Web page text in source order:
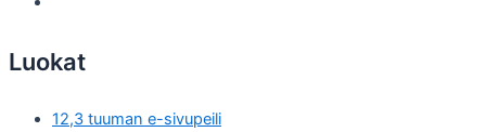
Luokat
12,3 tuuman e-sivupeili